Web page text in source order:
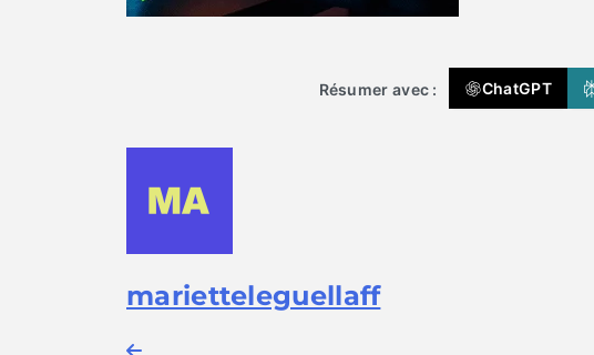
Résumer avec : ChatGPT
marietteleguellaff